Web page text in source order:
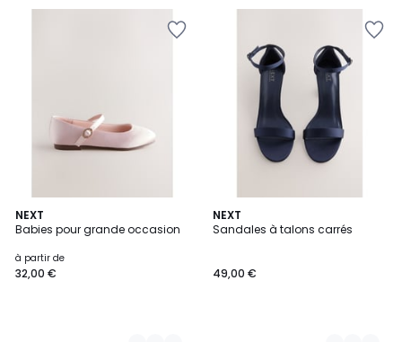
NEXT
Babies pour grande occasion
à partir de
32,00 €
6
Couleurs
NEXT
Sandales à talons carrés
49,00 €
5
Couleurs